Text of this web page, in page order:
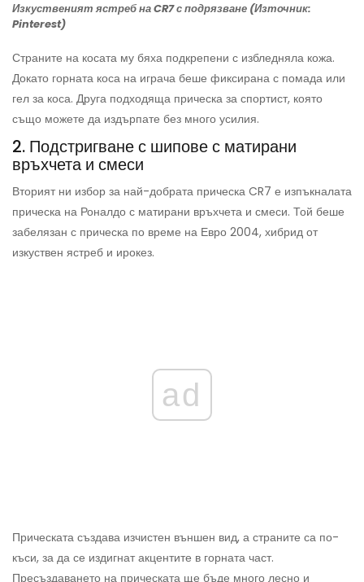
Изкуственият ястреб на CR7 с подрязване (Източник:
Pinterest)
Страните на косата му бяха подкрепени с избледняла кожа.
Докато горната коса на играча беше фиксирана с помада или
гел за коса. Друга подходяща прическа за спортист, която
също можете да издърпате без много усилия.
2. Подстригване с шипове с матирани
връхчета и смеси
Вторият ни избор за най-добрата прическа CR7 е изпъкналата
прическа на Роналдо с матирани връхчета и смеси. Той беше
забелязан с прическа по време на Евро 2004, хибрид от
изкуствен ястреб и ирокез.
ad
Прическата създава изчистен външен вид, а страните са по-
къси, за да се издигнат акцентите в горната част.
Пресъздаването на прическата ще бъде много лесно и